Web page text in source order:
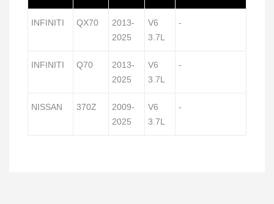
INFINITI QX70
2013-
2025
V6
3.7L
-
INFINITI Q70
2013-
2025
V6
3.7L
-
NISSAN 370Z
2009-
2025
V6
3.7L
-